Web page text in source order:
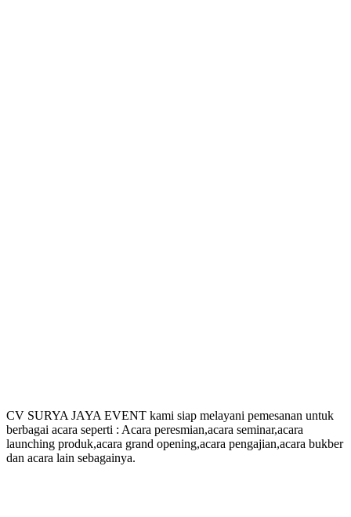
CV SURYA JAYA EVENT kami siap melayani pemesanan untuk
berbagai acara seperti : Acara peresmian,acara seminar,acara
launching produk,acara grand opening,acara pengajian,acara bukber
dan acara lain sebagainya.